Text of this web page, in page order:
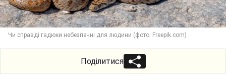
Чи справді гадюки небезпечні для людини (фото: Freepik.com)
Поділитися